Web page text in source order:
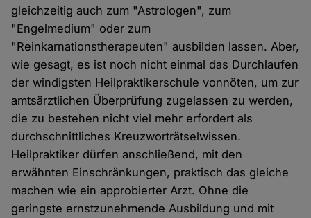
gleichzeitig auch zum "Astrologen", zum
"Engelmedium" oder zum
"Reinkarnationstherapeuten" ausbilden lassen. Aber,
wie gesagt, es ist noch nicht einmal das Durchlaufen
der windigsten Heilpraktikerschule vonnöten, um zur
amtsärztlichen Überprüfung zugelassen zu werden,
die zu bestehen nicht viel mehr erfordert als
durchschnittliches Kreuzworträtselwissen.
Heilpraktiker dürfen anschließend, mit den
erwähnten Einschränkungen, praktisch das gleiche
machen wie ein approbierter Arzt. Ohne die
geringste ernstzunehmende Ausbildung und mit